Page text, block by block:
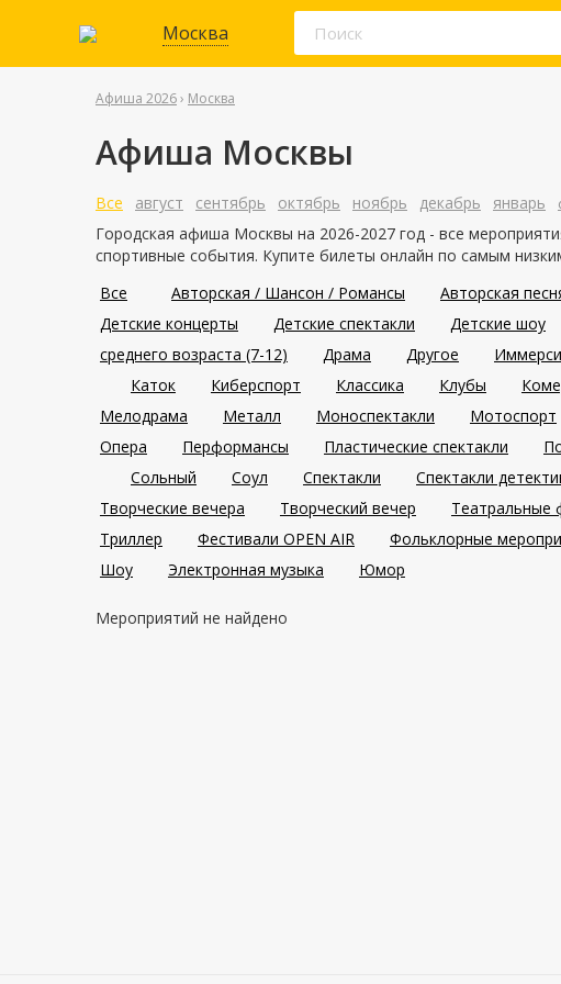
Москва
Афиша 2026› Москва
Афиша Москвы
Все август сентябрь октябрь ноябрь декабрь январь
Городская афиша Москвы на 2026-2027 год - все
спортивные события. Купите билеты онлайн по самым
Все
Авторская / Шансон / Романсы Авторская
Детские концерты
Детские спектакли Детские шоу
среднего возраста (7-12)
Драма Другое
Каток
Киберспорт Классика Клубы
Мелодрама
Металл Моноспектакли Мотоспорт
Опера
Перформансы Пластические спектакли
Сольный
Соул Спектакли Спектакли
Творческие вечера
Творческий вечер Театральные
Триллер
Фестивали OPEN AIR Фольклорные
Шоу
Электронная музыка Юмор
Мероприятий не найдено